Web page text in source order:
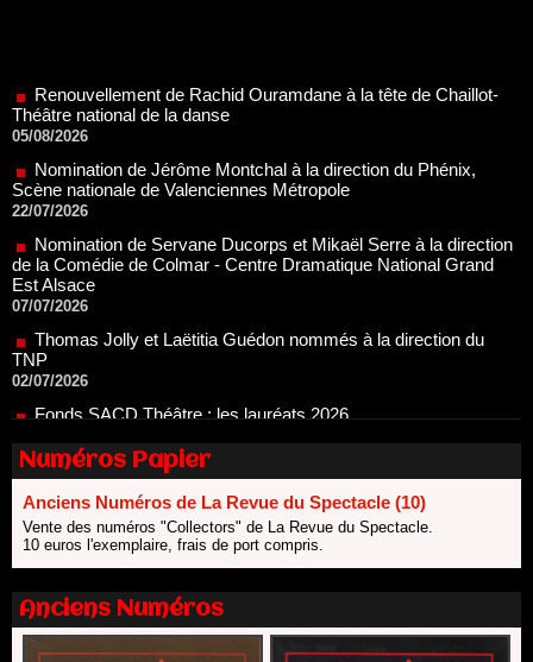
05/08/2026
Nomination de Jérôme Montchal à la direction du Phénix,
Scène nationale de Valenciennes Métropole
22/07/2026
Nomination de Servane Ducorps et Mikaël Serre à la direction
de la Comédie de Colmar - Centre Dramatique National Grand
Est Alsace
07/07/2026
Thomas Jolly et Laëtitia Guédon nommés à la direction du
TNP
02/07/2026
Fonds SACD Théâtre : les lauréats 2026
23/06/2026
Dispositif ARTCENA Écrire pour le cirque, les lauréats 2026 !
20/06/2026
Le palmarès des prix SACD 2026
18/06/2026
Les 10 lauréats du Fonds Grandes Formes Théâtre 2026
SACD
13/06/2026
Nomination de Nathalie Garraud et Olivier Saccomano à la
direction du Théâtre de Gennevilliers - CDN
Numéros Papier
Anciens Numéros de La Revue du Spectacle (10)
Vente des numéros "Collectors" de La Revue du Spectacle.
10 euros l'exemplaire, frais de port compris.
Anciens Numéros